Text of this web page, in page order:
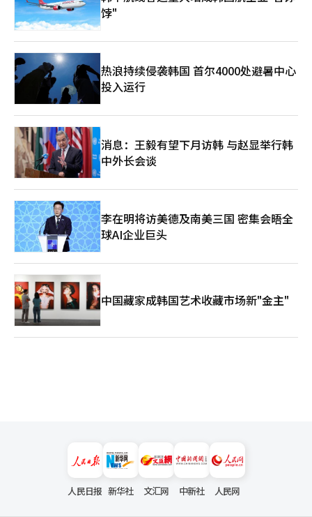
饽"
热浪持续侵袭韩国 首尔4000处避暑中心
投入运行
消息：王毅有望下月访韩 与赵显举行韩
中外长会谈
李在明将访美德及南美三国 密集会晤全
球AI企业巨头
中国藏家成韩国艺术收藏市场新"金主"
人民日报 新华社 文汇网 中新社 人民网